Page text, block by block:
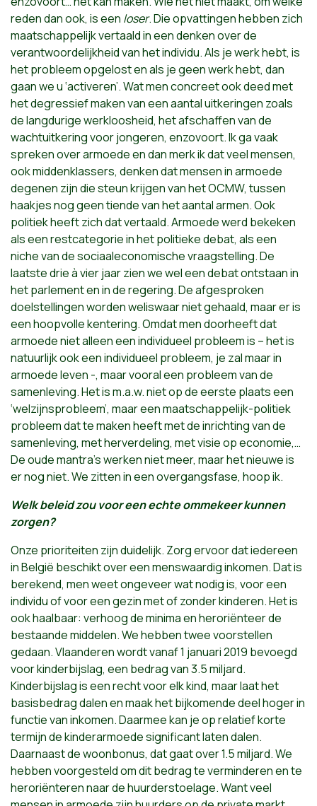
reden dan ook, is een loser. Die opvattingen hebben zich
maatschappelijk vertaald in een denken over de
verantwoordelijkheid van het individu. Als je werk hebt, is
het probleem opgelost en als je geen werk hebt, dan
gaan we u ‘activeren’. Wat men concreet ook deed met
het degressief maken van een aantal uitkeringen zoals
de langdurige werkloosheid, het afschaffen van de
wachtuitkering voor jongeren, enzovoort. Ik ga vaak
spreken over armoede en dan merk ik dat veel mensen,
ook middenklassers, denken dat mensen in armoede
degenen zijn die steun krijgen van het OCMW, tussen
haakjes nog geen tiende van het aantal armen. Ook
politiek heeft zich dat vertaald. Armoede werd bekeken
als een restcategorie in het politieke debat, als een
niche van de sociaaleconomische vraagstelling. De
laatste drie à vier jaar zien we wel een debat ontstaan in
het parlement en in de regering. De afgesproken
doelstellingen worden weliswaar niet gehaald, maar er is
een hoopvolle kentering. Omdat men doorheeft dat
armoede niet alleen een individueel probleem is – het is
natuurlijk ook een individueel probleem, je zal maar in
armoede leven -, maar vooral een probleem van de
samenleving. Het is m.a.w. niet op de eerste plaats een
‘welzijnsprobleem’, maar een maatschappelijk-politiek
probleem dat te maken heeft met de inrichting van de
samenleving, met herverdeling, met visie op economie,…
De oude mantra’s werken niet meer, maar het nieuwe is
er nog niet. We zitten in een overgangsfase, hoop ik.
Welk beleid zou voor een echte ommekeer kunnen
zorgen?
Onze prioriteiten zijn duidelijk. Zorg ervoor dat iedereen
in België beschikt over een menswaardig inkomen. Dat is
berekend, men weet ongeveer wat nodig is, voor een
individu of voor een gezin met of zonder kinderen. Het is
ook haalbaar: verhoog de minima en heroriënteer de
bestaande middelen. We hebben twee voorstellen
gedaan. Vlaanderen wordt vanaf 1 januari 2019 bevoegd
voor kinderbijslag, een bedrag van 3.5 miljard.
Kinderbijslag is een recht voor elk kind, maar laat het
basisbedrag dalen en maak het bijkomende deel hoger in
functie van inkomen. Daarmee kan je op relatief korte
termijn de kinderarmoede significant laten dalen.
Daarnaast de woonbonus, dat gaat over 1.5 miljard. We
hebben voorgesteld om dit bedrag te verminderen en te
heroriënteren naar de huurderstoelage. Want veel